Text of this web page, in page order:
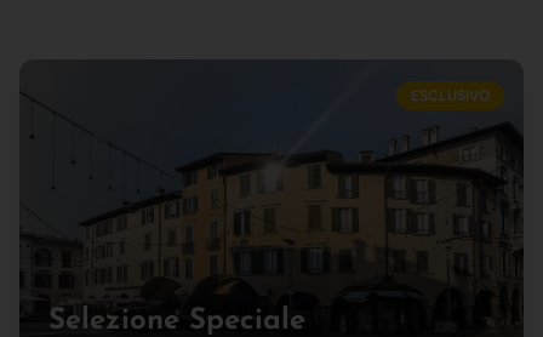
Selezione Speciale
ESCLUSIVO